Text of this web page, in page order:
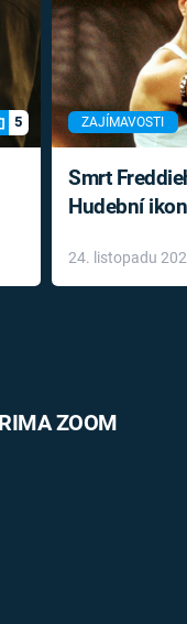
5 ZAJÍMAVOSTI
Smrt
Hudební
léky
24. listopadu
ZOOM